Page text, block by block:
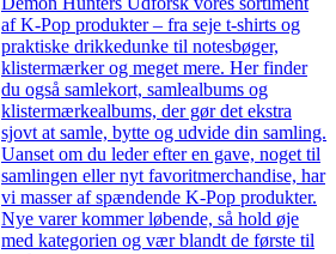
af K-Pop produkter – fra seje t-shirts og
praktiske drikkedunke til notesbøger,
klistermærker og meget mere. Her finder
du også samlekort, samlealbums og
klistermærkealbums, der gør det ekstra
sjovt at samle, bytte og udvide din samling.
Uanset om du leder efter en gave, noget til
samlingen eller nyt favoritmerchandise, har
vi masser af spændende K-Pop produkter.
Nye varer kommer løbende, så hold øje
med kategorien og vær blandt de første til